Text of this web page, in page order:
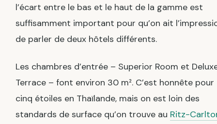
l’écart entre le bas et le haut de la gamme est
suffisamment important pour qu’on ait
de parler de deux hôtels différents.
Les chambres d’entrée – Superior Room et
Terrace – font environ 30 m². C’est honnête pour
cinq étoiles en Thaïlande, mais on est loin des
standards de surface qu’on trouve au Ritz-